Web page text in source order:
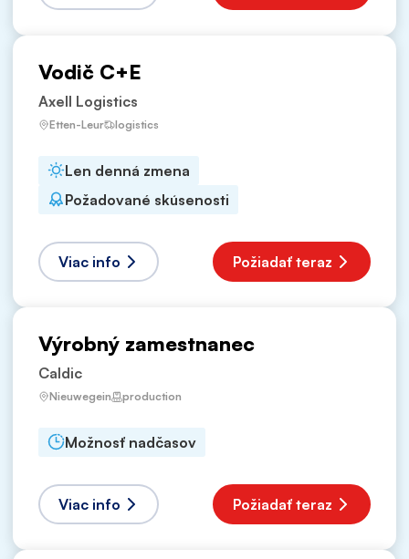
Vodič C+E
Axell Logistics
Etten-Leur logistics
Len denná zmena
Požadované skúsenosti
Viac info Požiadať teraz
Výrobný zamestnanec
Caldic
Nieuwegein production
Možnosť nadčasov
Viac info Požiadať teraz